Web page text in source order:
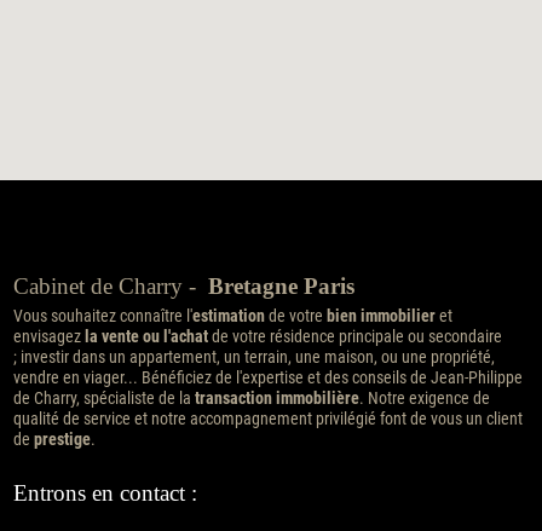
Cabinet de Charry - Bretagne Paris
Vous souhaitez connaître l'estimationde votre bien immobilieret
envisagezla vente ou l'achatde votre résidence principale ou secondaire
; investir dans un appartement, un terrain, une maison, ou une propriété,
vendre en viager... Bénéficiez de l'expertise et des conseils de Jean-Philippe
de Charry, spécialiste de la transaction immobilière. Notre exigence de
qualité de service et notre accompagnement privilégié font de vous un client
de prestige.
Entrons en contact :